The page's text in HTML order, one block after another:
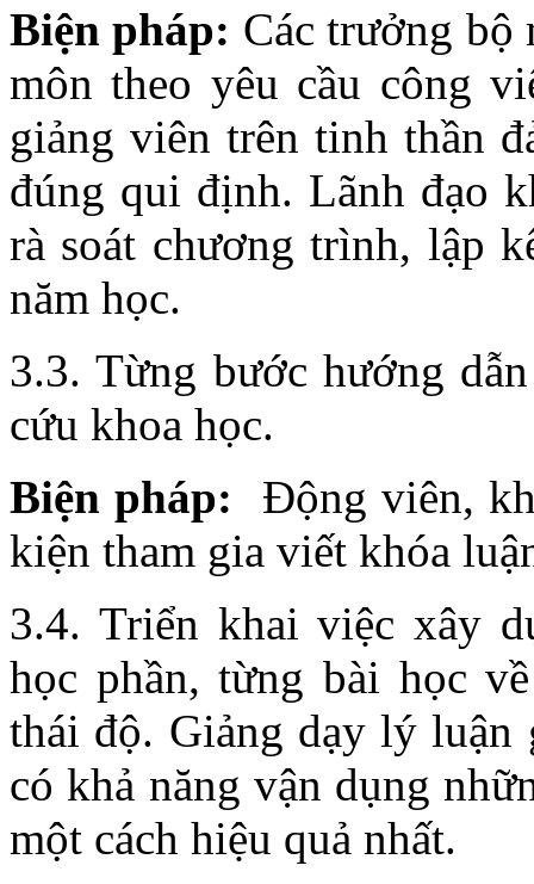
Biện pháp: Các trưởng bộ
môn theo yêu cầu công
giảng viên trên tinh thần
đúng qui định. Lãnh đạo
rà soát chương trình, lập
năm học.
3.3. Từng bước hướng
cứu khoa học.
Biện pháp:
Động viên,
kiện tham gia viết khóa
3.4. Triển khai việc xây
học phần, từng bài học
thái độ. Giảng dạy lý
có khả năng vận dụng
một cách hiệu quả nhất.